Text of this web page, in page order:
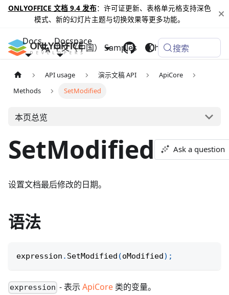
ONLYOFFICE 文档 9.4 发布：许可证更新、表格单元格支持深色
模式、新的幻灯片主题与切换效果等更多功能。
Docs Docspace
Samples Changelog
中文（中国） 搜索
API usage 演示文稿 API
ApiCore
Methods
SetModified
本页总览
SetModified Ask a question
设置文档最后修改的日期。
语法
expression . SetModified (oModified) ;
expression - 表示ApiCore 类的变量。